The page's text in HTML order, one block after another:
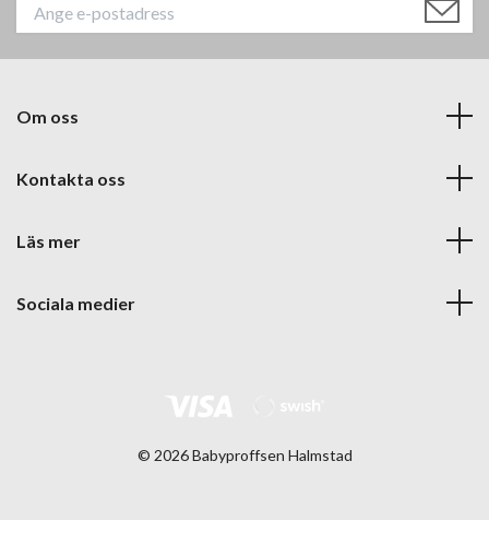
Om oss
Kontakta oss
Läs mer
Sociala medier
© 2026 Babyproffsen Halmstad